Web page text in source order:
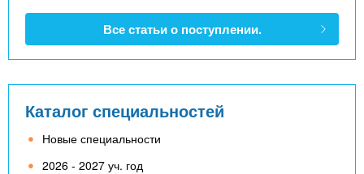
Все статьи о поступлении.
Каталог специальностей
Новые специальности
2026 - 2027 уч. год